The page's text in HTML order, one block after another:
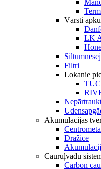
Vārsti
LK
Filtri
Lokanie
Akumulācijas
Dražice
Cauruļvadu
Carbon